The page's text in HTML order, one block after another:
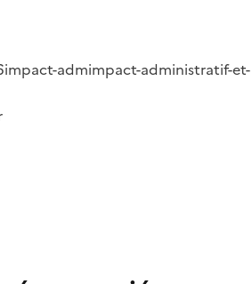
impact-admimpact-administratif-et-